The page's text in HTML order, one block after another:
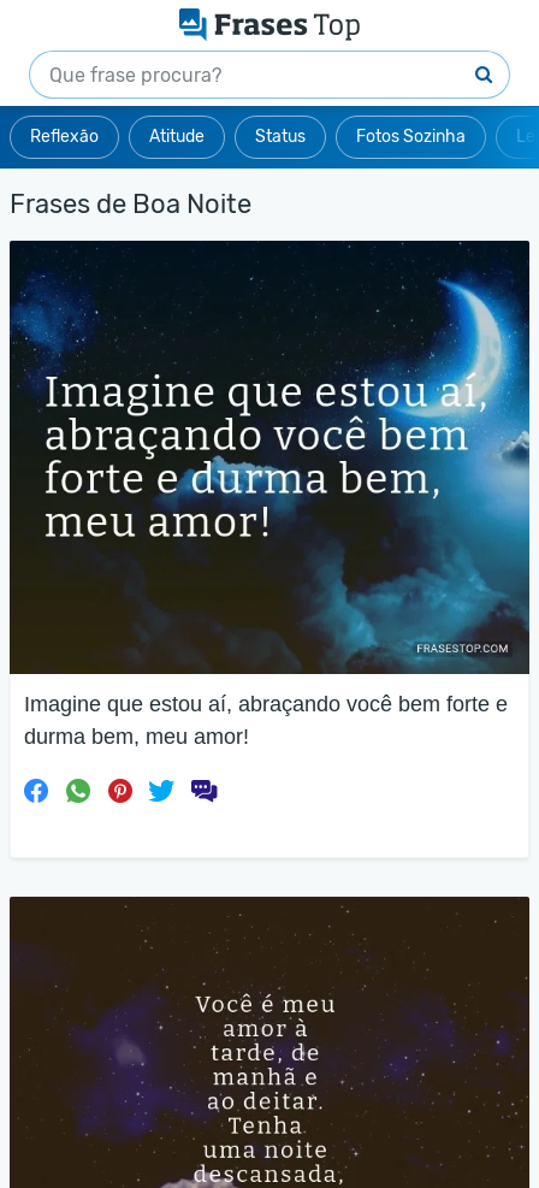
Reflexão Atitude Status Fotos Sozinha
Frases de Boa Noite
Imagine que estou aí, abraçando você bem forte e
durma bem, meu amor!